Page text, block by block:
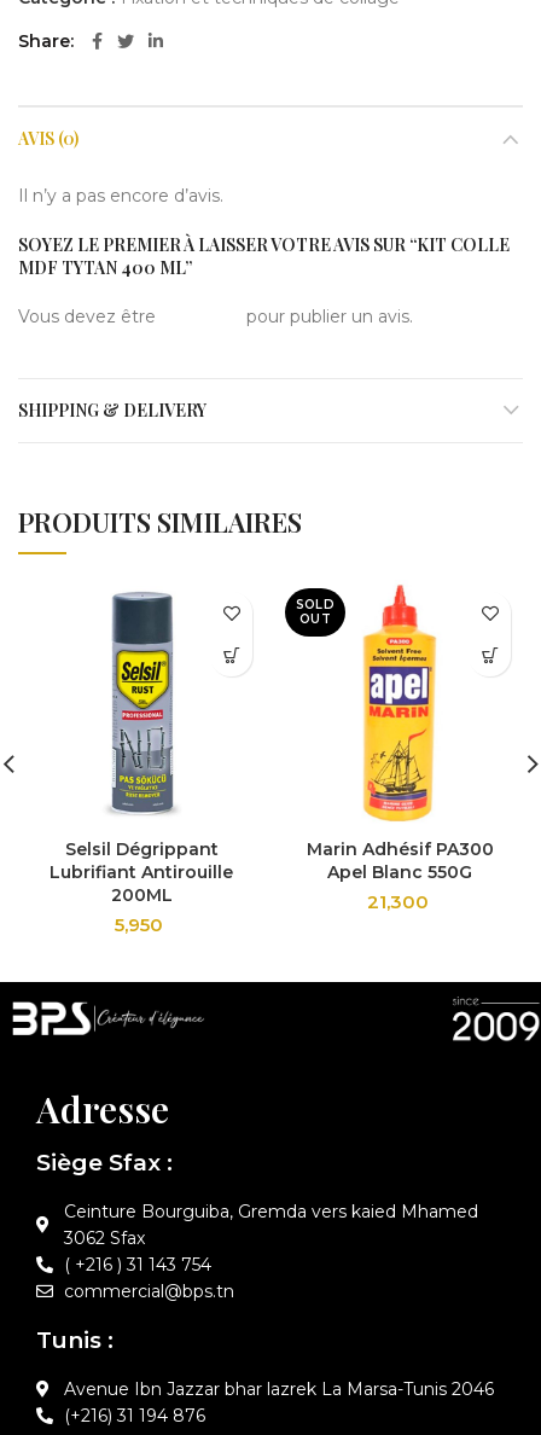
Share
AVIS (0)
Il n’y a pas encore d’avis.
SOYEZ LE PREMIER À LAISSER VOTRE AVIS SUR “KIT COLLE
MDF TYTAN 400 ML”
Vous devez être pour publier un avis.
SHIPPING & DELIVERY
PRODUITS SIMILAIRES
Selsil Dégrippant
Lubrifiant Antirouille
200ML
5,950
SOLD
OUT
Marin Adhésif PA300
Apel Blanc 550G
21,300
Adresse
Siège Sfax :
Ceinture Bourguiba, Gremda vers kaied Mhamed
3062 Sfax
( +216 ) 31 143 754
commercial@bps.tn
Tunis :
Avenue Ibn Jazzar bhar lazrek La Marsa-Tunis 2046
(+216) 31 194 876